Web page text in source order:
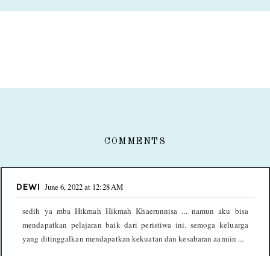
COMMENTS
DEWI June 6, 2022 at 12:28 AM
sedih ya mba Hikmah Hikmah Khaerunnisa ... namun aku bisa
mendapatkan pelajaran baik dari peristiwa ini. semoga keluarga
yang ditinggalkan mendapatkan kekuatan dan kesabaran aamiin ...